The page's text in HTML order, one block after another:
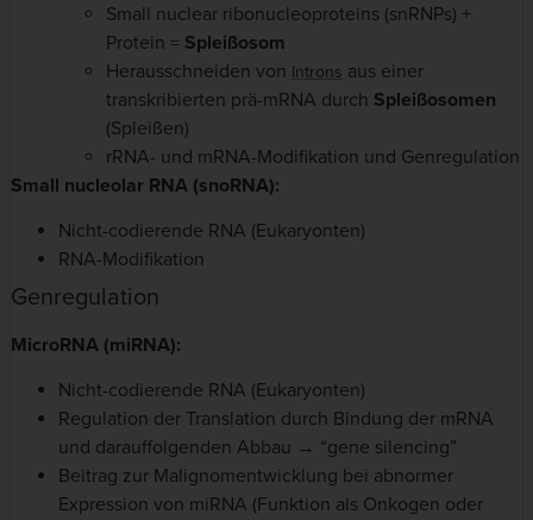
Small nuclear ribonucleoproteins (snRNPs) +
Protein = Spleißosom
Herausschneiden von Introns aus einer
transkribierten prä-mRNA durch Spleißosomen
(Spleißen)
rRNA- und mRNA-Modifikation und Genregulation
Small nucleolar RNA (snoRNA):
Nicht-codierende RNA (Eukaryonten)
RNA-Modifikation
Genregulation
MicroRNA (miRNA):
Nicht-codierende RNA (Eukaryonten)
Regulation der Translation durch Bindung der mRNA
und darauffolgenden Abbau → “gene silencing”
Beitrag zur Malignomentwicklung bei abnormer
Expression von miRNA (Funktion als Onkogen oder